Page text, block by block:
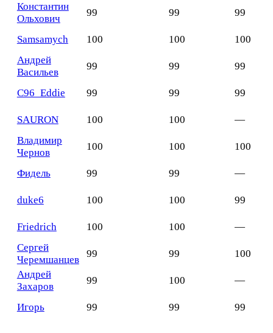
Константин
Ольхович
99 99 99
Samsamych 100 100
100
Андрей
Васильев
99 99 99
C96_Eddie 99 99 99
SAURON 100 100
—
Владимир
Чернов
100 100 100
Фидель 99 99 —
duke6 100 100 99
Friedrich 100 100
—
Сергей
Черемшанцев
99 99
100
Андрей
Захаров
99 100 —
Игорь 99 99 99